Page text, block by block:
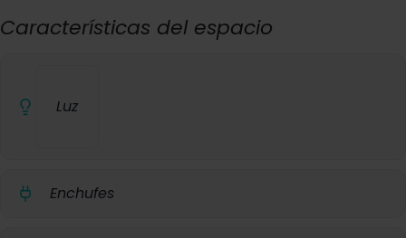
Características del espacio
Luz
Enchufes